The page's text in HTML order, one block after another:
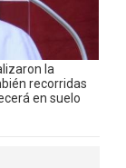
la
recorridas
en suelo